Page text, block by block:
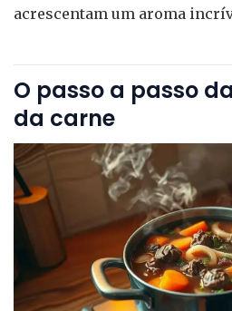
acrescentam um aroma
O passo a passo
da carne